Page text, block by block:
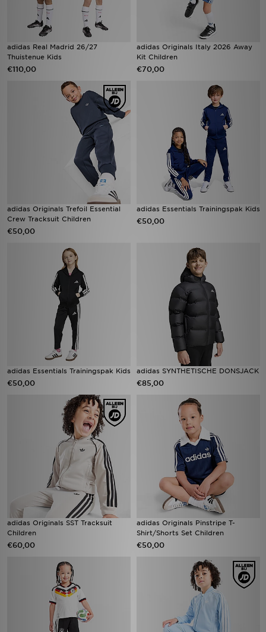
adidas Real Madrid 26/27
Thuistenue Kids
€110,00
adidas Originals Italy 2026 Away
Kit Children
€70,00
adidas Originals Trefoil Essential
Crew Tracksuit Children
€50,00
adidas Essentials Trainingspak Kids
€50,00
adidas Essentials Trainingspak Kids
€50,00
adidas SYNTHETISCHE DONSJACK
€85,00
adidas Originals SST Tracksuit
Children
€60,00
adidas Originals Pinstripe T-
Shirt/Shorts Set Children
€50,00